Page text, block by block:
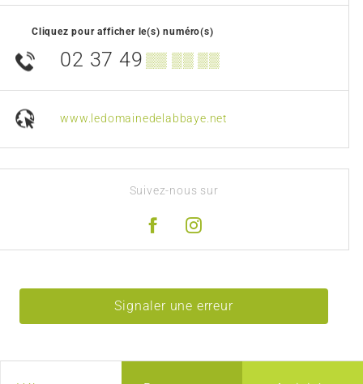
Cliquez pour afficher le(s) numéro(s)
02 37 49 ▒▒ ▒▒ ▒▒
www.ledomainedelabbaye.net
Suivez-nous sur
Signaler une erreur